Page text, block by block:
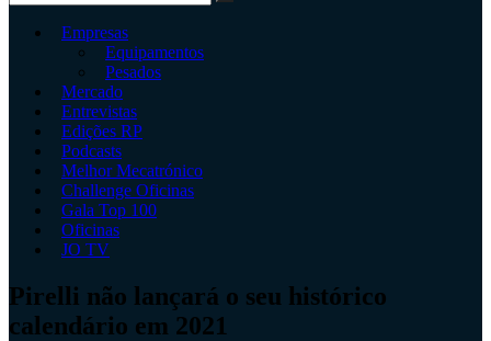
Revista
dos
independente
serviços
Empresas
Equipamentos
Pesados
Mercado
Entrevistas
Edições RP
Podcasts
Melhor Mecatrónico
Challenge Oficinas
Gala Top 100
Oficinas
JO TV
Pirelli não lançará o seu histórico
calendário em 2021